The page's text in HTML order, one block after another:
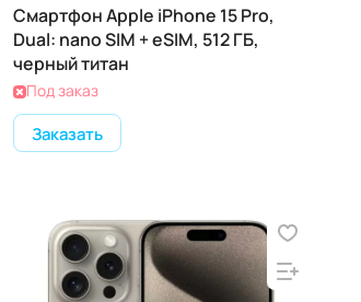
Смартфон Apple iPhone 15 Pro,
Dual: nano SIM + eSIM, 512 ГБ,
черный титан
Под заказ
Заказать